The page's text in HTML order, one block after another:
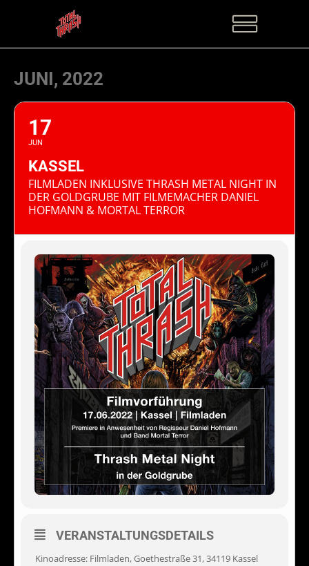
JUNI, 2022
17
JUN
KASSEL
FILMLADEN INKLUSIVE THRASH METAL NIGHT IN
DER GOLDGRUBE MIT FILMEMACHER DANIEL
HOFMANN & MORTAL TERROR
VERANSTALTUNGSDETAILS
Kinoadresse: Filmladen,Goethestraße 31, 34119 Kassel